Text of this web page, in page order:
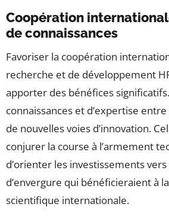
Coopération
de connaissances
Favoriser la coopération
recherche et de développement
apporter des bénéfices
connaissances et d’expertise
de nouvelles voies d’innovation.
conjurer la course à l’armement
d’orienter les investissements
d’envergure qui bénéficieraient à
scientifique internationale.